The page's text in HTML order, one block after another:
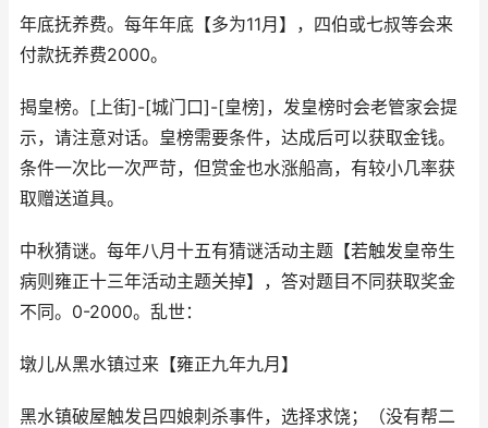
年底抚养费。每年年底【多为11月】，四伯或七叔等会来
付款抚养费2000。
揭皇榜。[上街]-[城门口]-[皇榜]，发皇榜时会老管家会提
示，请注意对话。皇榜需要条件，达成后可以获取金钱。
条件一次比一次严苛，但赏金也水涨船高，有较小几率获
取赠送道具。
中秋猜谜。每年八月十五有猜谜活动主题【若触发皇帝生
病则雍正十三年活动主题关掉】，答对题目不同获取奖金
不同。0-2000。乱世：
墩儿从黑水镇过来【雍正九年九月】
黑水镇破屋触发吕四娘刺杀事件，选择求饶；（没有帮二